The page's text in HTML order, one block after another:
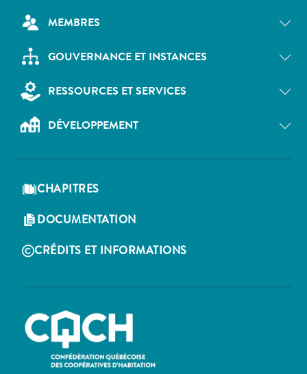
MEMBRES
GOUVERNANCE ET INSTANCES
RESSOURCES ET SERVICES
DÉVELOPPEMENT
CHAPITRES
DOCUMENTATION
CRÉDITS ET INFORMATIONS